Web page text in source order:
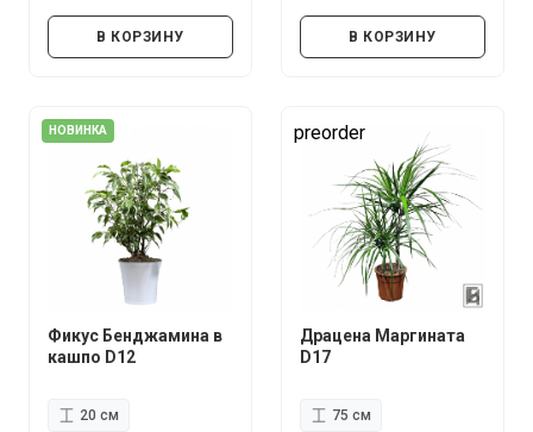
В КОРЗИНУ
В КОРЗИНУ
НОВИНКА
Фикус Бенджамина в
кашпо D12
20 см
preorder
Драцена Маргината
D17
75 см